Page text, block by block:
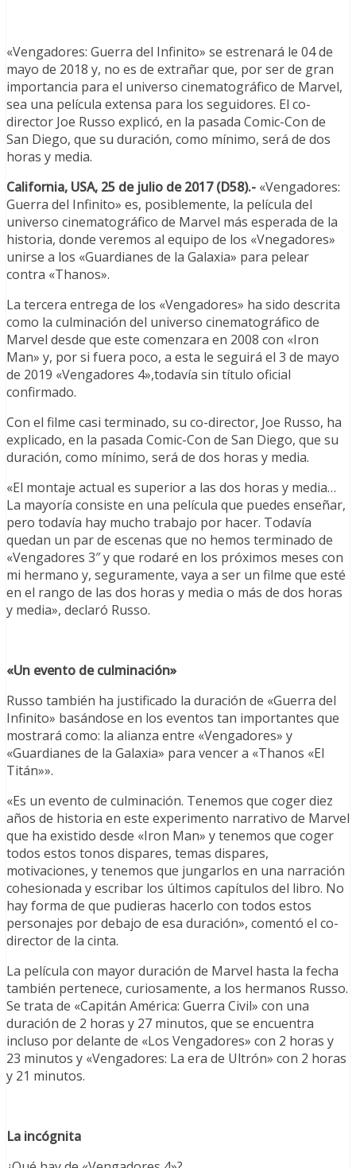
«Vengadores: Guerra del Infinito» se estrenará le 04 de
mayo de 2018 y, no es de extrañar que, por ser de gran
importancia para el universo cinematográfico de Marvel,
sea una película extensa para los seguidores. El co-
director Joe Russo explicó, en la pasada Comic-Con de
San Diego, que su duración, como mínimo, será de dos
horas y media.
California, USA, 25 de julio de 2017 (D58).- «Vengadores:
Guerra del Infinito» es, posiblemente, la película del
universo cinematográfico de Marvel más esperada de la
historia, donde veremos al equipo de los «Vnegadores»
unirse a los «Guardianes de la Galaxia» para pelear
contra «Thanos».
La tercera entrega de los «Vengadores» ha sido descrita
como la culminación del universo cinematográfico de
Marvel desde que este comenzara en 2008 con «Iron
Man» y, por si fuera poco, a esta le seguirá el 3 de mayo
de 2019 «Vengadores 4»,todavía sin título oficial
confirmado.
Con el filme casi terminado, su co-director, Joe Russo, ha
explicado, en la pasada Comic-Con de San Diego, que su
duración, como mínimo, será de dos horas y media.
«El montaje actual es superior a las dos horas y media…
La mayoría consiste en una película que puedes enseñar,
pero todavía hay mucho trabajo por hacer. Todavía
quedan un par de escenas que no hemos terminado de
«Vengadores 3″ y que rodaré en los próximos meses con
mi hermano y, seguramente, vaya a ser un filme que esté
en el rango de las dos horas y media o más de dos horas
y media», declaró Russo.
«Un evento de culminación»
Russo también ha justificado la duración de «Guerra del
Infinito» basándose en los eventos tan importantes que
mostrará como: la alianza entre «Vengadores» y
«Guardianes de la Galaxia» para vencer a «Thanos «El
Titán»».
«Es un evento de culminación. Tenemos que coger diez
años de historia en este experimento narrativo de Marvel
que ha existido desde «Iron Man» y tenemos que coger
todos estos tonos dispares, temas dispares,
motivaciones, y tenemos que jungarlos en una narración
cohesionada y escribar los últimos capítulos del libro. No
hay forma de que pudieras hacerlo con todos estos
personajes por debajo de esa duración», comentó el co-
director de la cinta.
La película con mayor duración de Marvel hasta la fecha
también pertenece, curiosamente, a los hermanos Russo.
Se trata de «Capitán América: Guerra Civil» con una
duración de 2 horas y 27 minutos, que se encuentra
incluso por delante de «Los Vengadores» con 2 horas y
23 minutos y «Vengadores: La era de Ultrón» con 2 horas
y 21 minutos.
La incógnita